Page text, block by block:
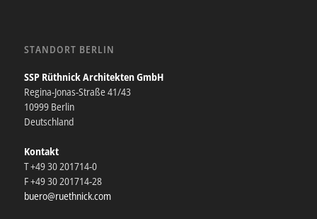
STANDORT BERLIN
SSP Rüthnick Architekten GmbH
Regina-Jonas-Straße 41/43
10999 Berlin
Deutschland
Kontakt
T +49 30 201714-0
F +49 30 201714-28
buero@ruethnick.com